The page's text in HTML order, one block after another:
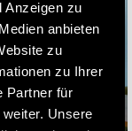
Anzeigen zu
anbieten
zu
zu Ihrer
Partner für
Unsere